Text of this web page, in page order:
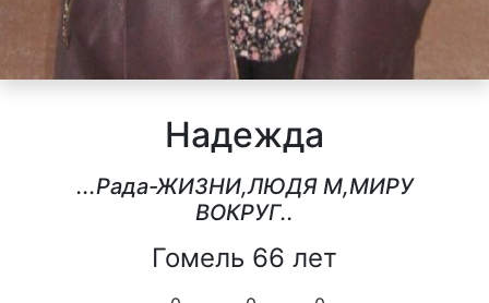
Надежда
...Рада-ЖИЗНИ,ЛЮДЯ М,МИРУ
ВОКРУГ..
Гомель 66 лет